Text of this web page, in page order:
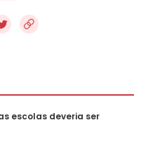
escolas deveria ser